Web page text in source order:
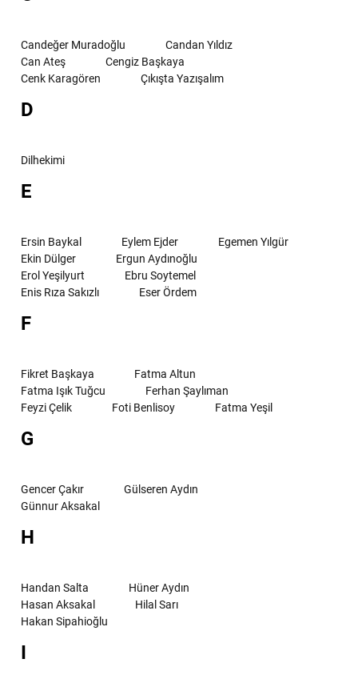
Candeğer Muradoğlu
Candan Yıldız
Can Ateş
Cengiz Başkaya
Cenk Karagören
Çıkışta Yazışalım
D
Dilhekimi
E
Ersin Baykal Eylem Ejder
Egemen Yılgür
Ekin Dülger
Ergun Aydınoğlu
Erol Yeşilyurt
Ebru Soytemel
Enis Rıza Sakızlı
Eser Ördem
F
Fikret Başkaya
Fatma Altun
Fatma Işık Tuğcu
Ferhan Şaylıman
Feyzi Çelik
Foti Benlisoy Fatma Yeşil
G
Gencer Çakır
Gülseren Aydın
Günnur Aksakal
H
Handan Salta
Hüner Aydın
Hasan Aksakal
Hilal Sarı
Hakan Sipahioğlu
I